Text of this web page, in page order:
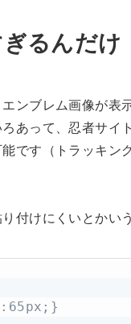
るんだけ
ンブレム画像が表
あって、忍者サイ
です（トラッキン
付けにくいとかい